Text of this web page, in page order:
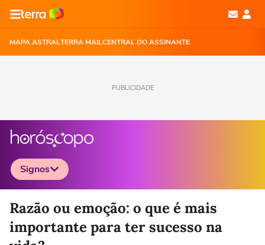
MAPA ASTRALTERRA MAILCENTRAL DO ASSINANTE
PUBLICIDADE
Signos
Selecione o signo para ver as notícias
Razão ou emoção: o que é mais
importante para ter sucesso na